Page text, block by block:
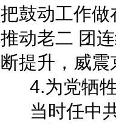
把鼓动工作
推动老二 团
断提升，威震
4.为党牺牲
当时任中共